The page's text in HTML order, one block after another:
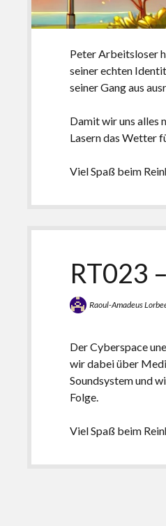
Peter Arbeitsloser
seiner echten
seiner Gang aus
Damit wir uns alles
Lasern das Wetter
Viel Spaß beim
RT023
Raoul-Amadeus
Der Cyberspace
wir dabei über
Soundsystem und
Folge.
Viel Spaß beim